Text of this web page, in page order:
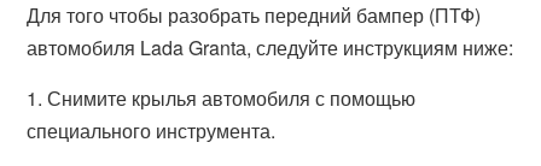
Для того чтобы разобрать передний бампер (ПТФ)
автомобиля Lada Grantа, следуйте инструкциям ниже:
1. Снимите крылья автомобиля с помощью
специального инструмента.